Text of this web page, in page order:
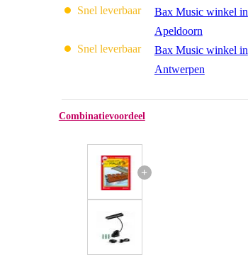
Snel leverbaar
Bax Music winkel in
Apeldoorn
Snel leverbaar
Bax Music winkel in
Antwerpen
Combinatievoordeel
+